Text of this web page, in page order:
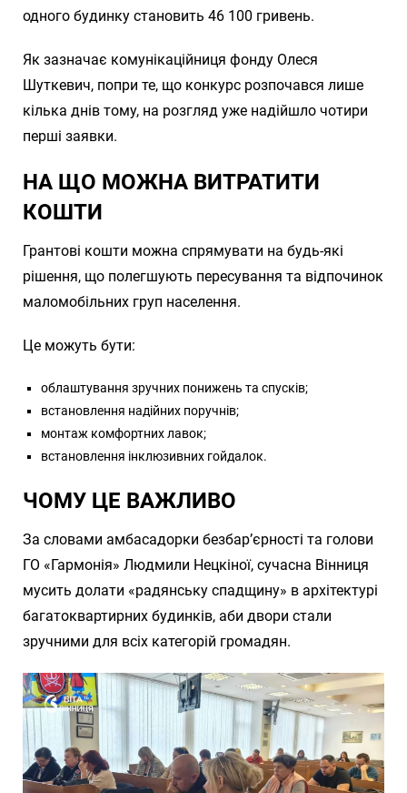
одного будинку становить 46 100 гривень.
Як зазначає комунікаційниця фонду Олеся
Шуткевич, попри те, що конкурс розпочався лише
кілька днів тому, на розгляд уже надійшло чотири
перші заявки.
НА ЩО МОЖНА ВИТРАТИТИ
КОШТИ
Грантові кошти можна спрямувати на будь-які
рішення, що полегшують пересування та відпочинок
маломобільних груп населення.
Це можуть бути:
облаштування зручних понижень та спусків;
встановлення надійних поручнів;
монтаж комфортних лавок;
встановлення інклюзивних гойдалок.
ЧОМУ ЦЕ ВАЖЛИВО
За словами амбасадорки безбар’єрності та голови
ГО «Гармонія» Людмили Нецкіної, сучасна Вінниця
мусить долати «радянську спадщину» в архітектурі
багатоквартирних будинків, аби двори стали
зручними для всіх категорій громадян.